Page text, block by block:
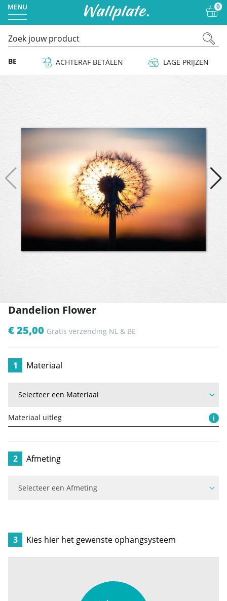
0
BE ACHTERAF BETALEN LAGE PRIJZEN
Dandelion Flower
€ 25,00 Gratis verzending NL & BE
1 Materiaal
Materiaal uitleg
2 Afmeting
3 Kies hier het gewenste ophangsysteem